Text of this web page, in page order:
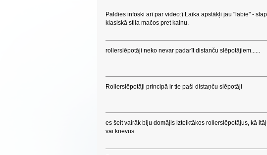
Paldies infoski arī par video:) Laika apstākļi jau "labie" -
klasiskā stila mačos pret kalnu.
rollerslēpotāji neko nevar padarīt distanču slēpotājiem......
Rollerslēpotāji principā ir tie paši distaņču slēpotāji
es šeit vairāk biju domājis izteiktākos rollerslēpotājus, kā
vai krievus.